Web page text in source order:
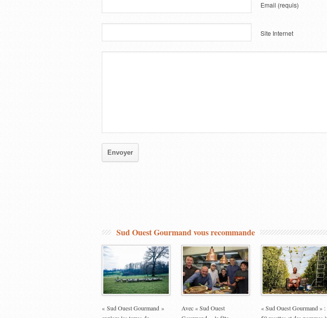
Email (requis)
Site Internet
Sud Ouest Gourmand vous recommande
« Sud Ouest Gourmand »
Avec « Sud Ouest
« Sud Ouest Gourmand » :